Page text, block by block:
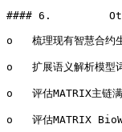
#### 6.
o   梳理现有智慧合约
o   扩展语义解析模型词
o   评估MATRIX主链满
o   评估MATRIX